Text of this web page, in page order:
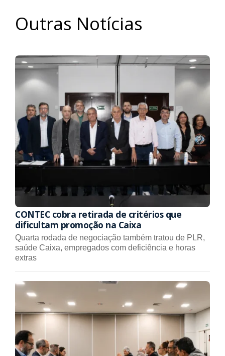
Outras Notícias
CONTEC cobra retirada de critérios que
dificultam promoção na Caixa
Quarta rodada de negociação também tratou de PLR,
saúde Caixa, empregados com deficiência e horas
extras